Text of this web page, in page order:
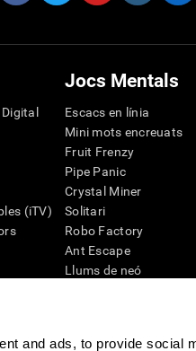
and ads, to provide social
(iTV)
Jocs Mentals
Escacs en línia
Mini mots encreuats
Fruit Frenzy
Pipe Panic
Crystal Miner
Solitari
Robo Factory
Ant Escape
Llums de neó